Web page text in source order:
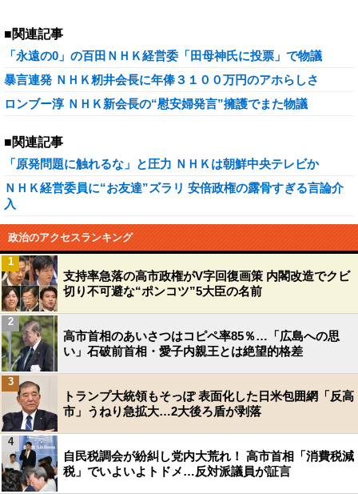
■関連記事
「永遠の0」の百田ＮＨＫ経営委「田母神氏に投票」で物議
暴言連発 ＮＨＫ籾井会長に年俸３１００万円のアホらしさ
ロンブー淳 ＮＨＫ新会長の“慰安婦発言”擁護でまた物議
■関連記事
「原発問題に触れるな」と圧力 ＮＨＫは朝鮮中央テレビか
ＮＨＫ経営委員に“お友達”ズラリ 安倍政権の露骨すぎる言論介
入
政治のアクセスランキング
支持率急落の高市政権がV字回復画策 内閣改造でクビ
切り不可避な“ポンコツ”5大臣の名前
1
高市首相のあいさつはコピペ率85％…「広島への思
い」石破前首相・愛子内親王とは絶望的格差
2
トランプ大統領もそっぽ 表面化した日米包囲網「反高
市」うねり急拡大…2大後ろ盾が剥落
3
自民税調会が紛糾し党内大荒れ！ 高市首相「消費税減
税」でいよいよトドメ…反対派議員が証言
4